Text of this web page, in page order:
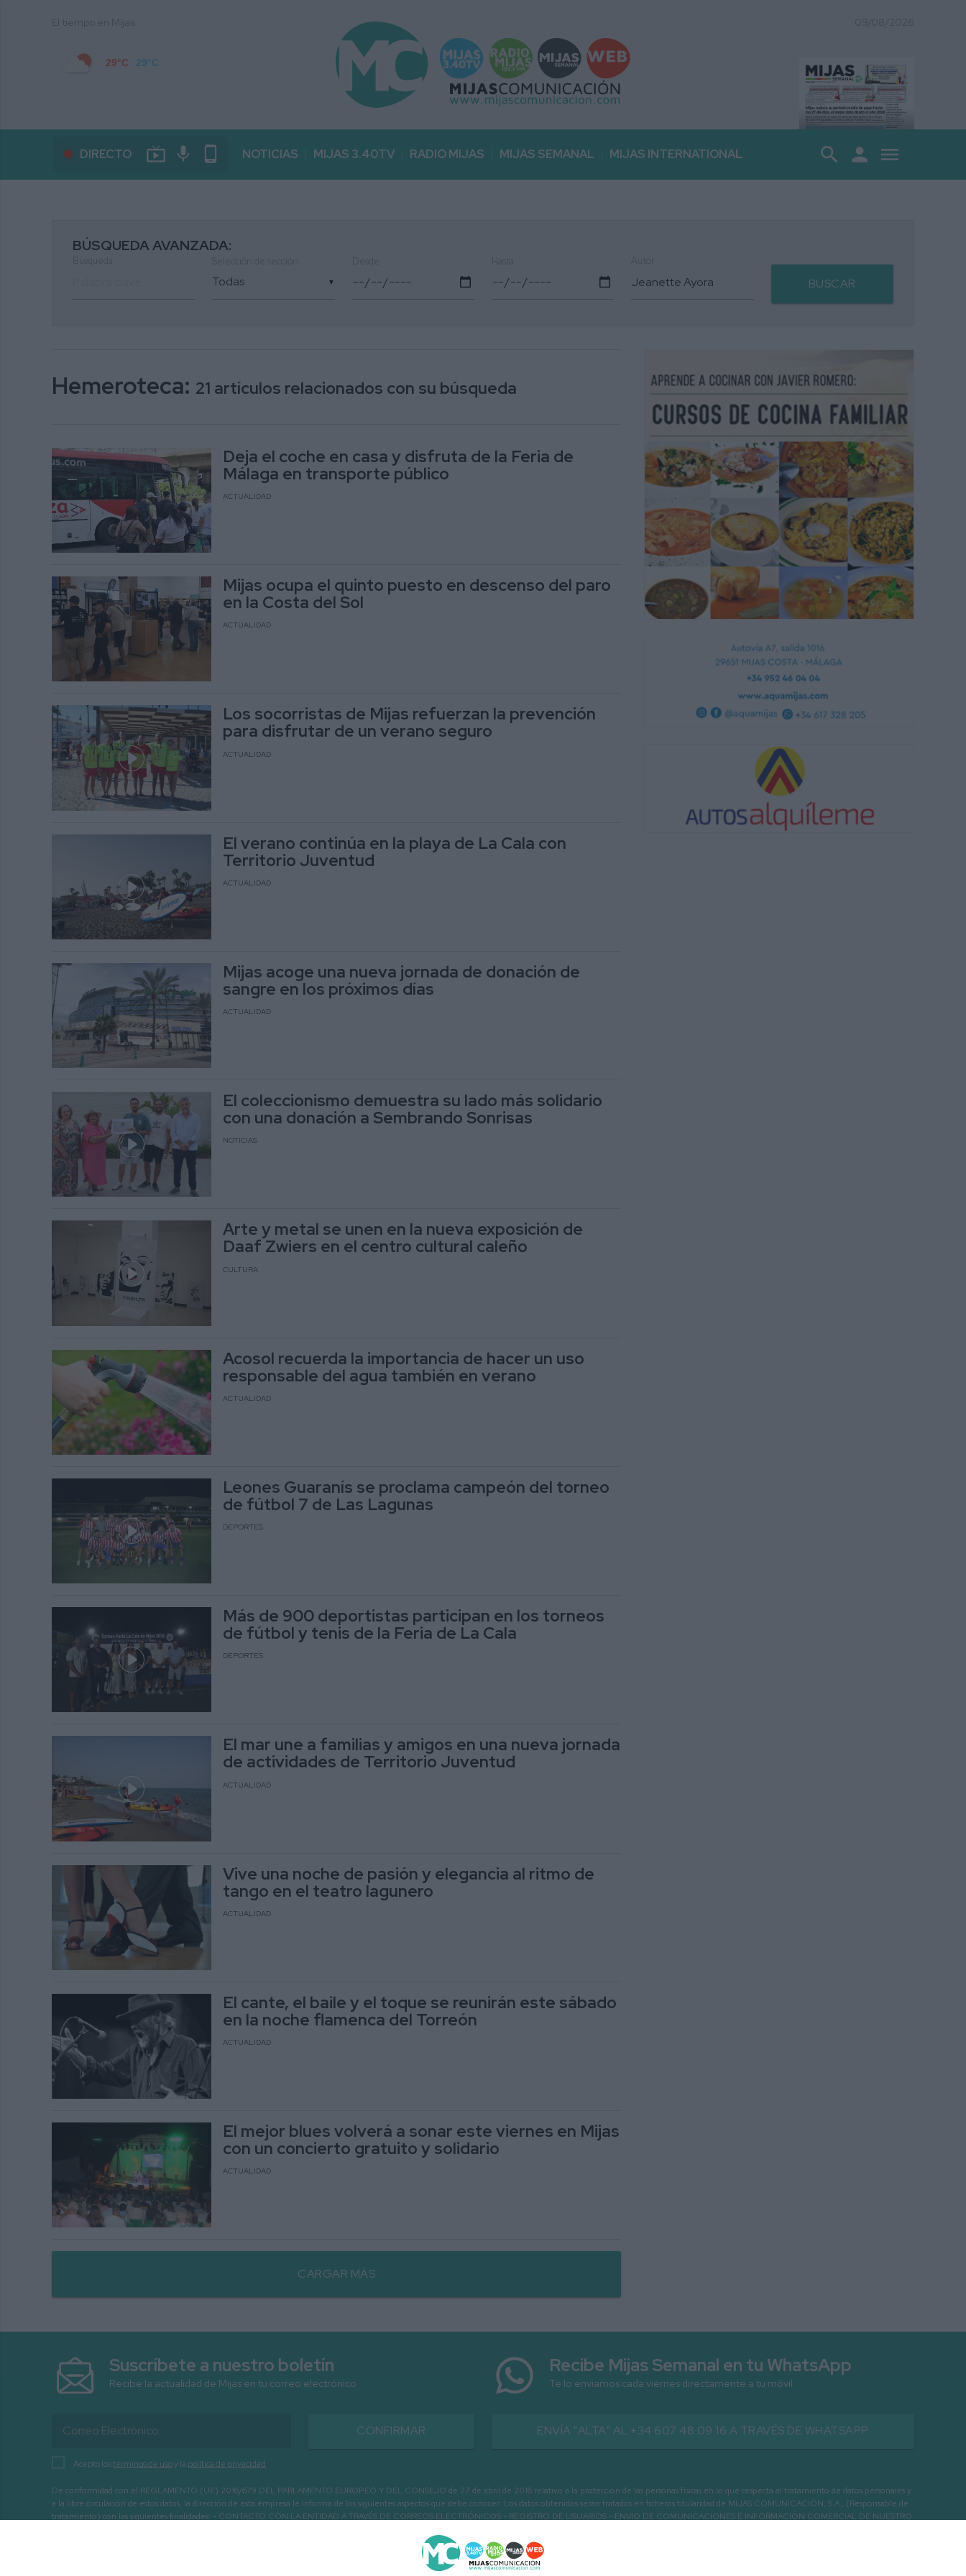
29°C 29°C
DIRECTO live_tv mic phone_android NOTICIAS MIJAS 3.40TV RADIO MIJAS MIJAS SEMANAL MIJAS INTERNATIONAL search person menu
BÚSQUEDA AVANZADA:
▼ BUSCAR
Hemeroteca: 21 artículos relacionados con su búsqueda
Deja el coche en casa y disfruta de la Feria de
Málaga en transporte público
ACTUALIDAD
Mijas ocupa el quinto puesto en descenso del paro
en la Costa del Sol
ACTUALIDAD
Los socorristas de Mijas refuerzan la prevención
para disfrutar de un verano seguro
ACTUALIDAD
El verano continúa en la playa de La Cala con
Territorio Juventud
ACTUALIDAD
Mijas acoge una nueva jornada de donación de
sangre en los próximos días
ACTUALIDAD
El coleccionismo demuestra su lado más solidario
con una donación a Sembrando Sonrisas
NOTICIAS
Arte y metal se unen en la nueva exposición de
Daaf Zwiers en el centro cultural caleño
CULTURA
Acosol recuerda la importancia de hacer un uso
responsable del agua también en verano
ACTUALIDAD
Leones Guaranís se proclama campeón del torneo
de fútbol 7 de Las Lagunas
DEPORTES
Más de 900 deportistas participan en los torneos
de fútbol y tenis de la Feria de La Cala
DEPORTES
El mar une a familias y amigos en una nueva jornada
de actividades de Territorio Juventud
ACTUALIDAD
Vive una noche de pasión y elegancia al ritmo de
tango en el teatro lagunero
ACTUALIDAD
El cante, el baile y el toque se reunirán este sábado
en la noche flamenca del Torreón
ACTUALIDAD
El mejor blues volverá a sonar este viernes en Mijas
con un concierto gratuito y solidario
ACTUALIDAD
CARGAR MÁS
Suscríbete a nuestro boletín
Recibe la actualidad de Mijas en tu correo electrónico
CONFIRMAR
Acepto lostérminos de usoy la política de privacidad
Recibe Mijas Semanal en tu WhatsApp
Te lo enviamos cada viernes directamente a tu móvil
ENVÍA "ALTA" AL +34 607 48 09 16 A TRAVÉS DE WHATSAPP
De conformidad con el REGLAMENTO (UE) 2016/679 DEL PARLAMENTO EUROPEO Y DEL CONSEJO de 27 de abril de 2016 relativo a la protección de las personas físicas en lo que respecta al tratamiento de datos personales y
a la libre circulación de estos datos, la dirección de esta empresa le informa de los siguientes aspectos que debe conocer: Los datos obtenidos serán tratados en ficheros titularidad de MIJAS COMUNICACIÓN, S.A., (Responsable de
tratamiento) con las siguientes finalidades: - CONTACTO CON LA ENTIDAD A TRAVÉS DE CORREOS ELECTRÓNICOS - REGISTRO DE USUARIOS - ENVIO DE COMUNICACIONES E INFORMACIÓN COMERCIAL DE NUESTRO